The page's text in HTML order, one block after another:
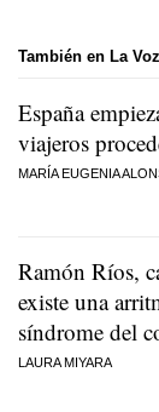
También en La Voz
España
viajeros
MARÍA EUGENIA
Ramón Ríos,
existe una
síndrome del
LAURA MIYARA